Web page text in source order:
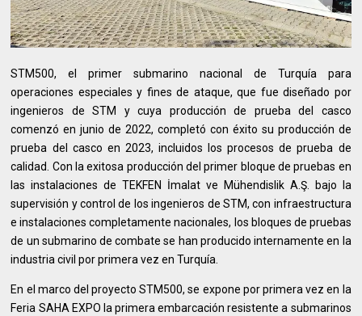
STM500, el primer submarino nacional de Turquía para
operaciones especiales y fines de ataque, que fue diseñado por
ingenieros de STM y cuya producción de prueba del casco
comenzó en junio de 2022, completó con éxito su producción de
prueba del casco en 2023, incluidos los procesos de prueba de
calidad. Con la exitosa producción del primer bloque de pruebas en
las instalaciones de TEKFEN İmalat ve Mühendislik A.Ş. bajo la
supervisión y control de los ingenieros de STM, con infraestructura
e instalaciones completamente nacionales, los bloques de pruebas
de un submarino de combate se han producido internamente en la
industria civil por primera vez en Turquía.
En el marco del proyecto STM500, se expone por primera vez en la
Feria SAHA EXPO la primera embarcación resistente a submarinos